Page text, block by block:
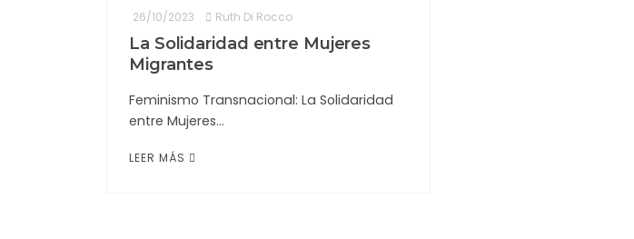
26/10/2023 Ruth Di Rocco
La Solidaridad entre Mujeres
Migrantes
Feminismo Transnacional: La Solidaridad
entre Mujeres…
LEER MÁS